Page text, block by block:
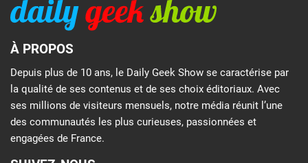
À PROPOS
Depuis plus de 10 ans, le Daily Geek Show se caractérise par
la qualité de ses contenus et de ses choix éditoriaux. Avec
ses millions de visiteurs mensuels, notre média réunit l’une
des communautés les plus curieuses, passionnées et
engagées de France.